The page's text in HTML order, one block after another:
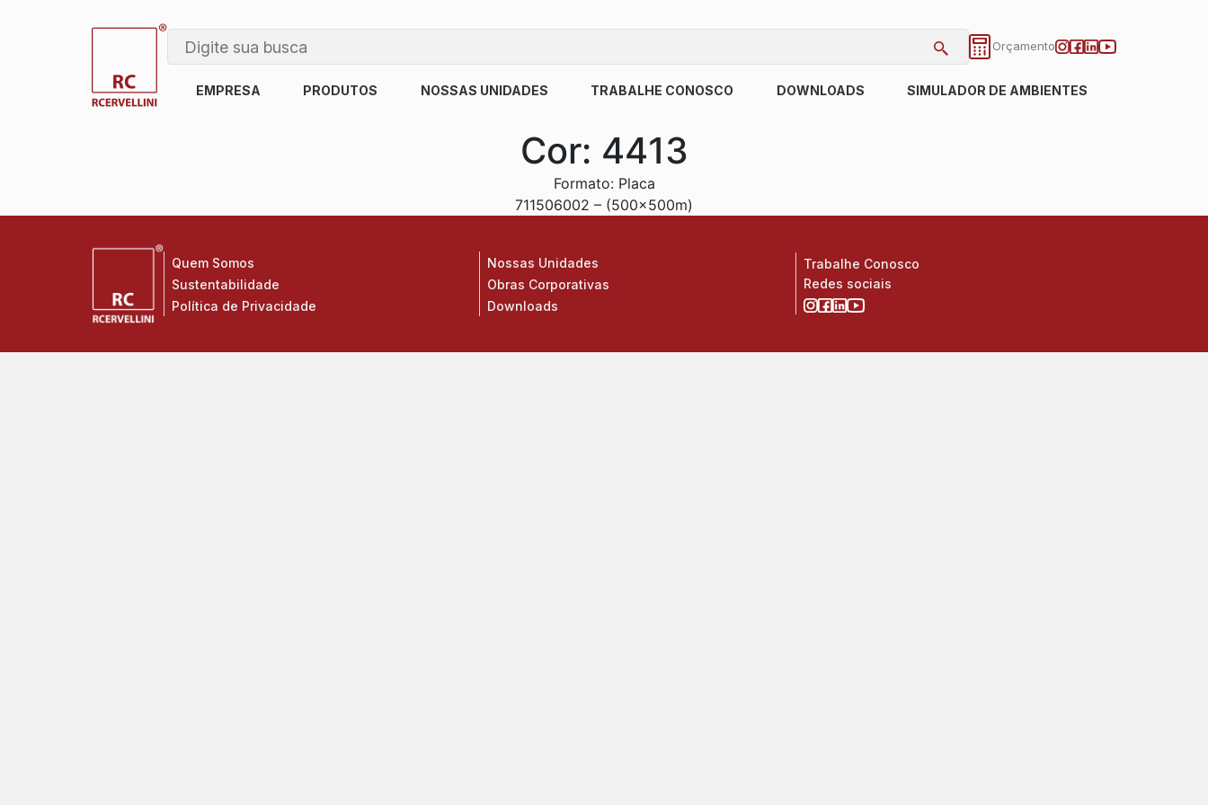
Orçamento
EMPRESA PRODUTOS NOSSAS UNIDADES TRABALHE CONOSCO DOWNLOADS SIMULADOR DE AMBIENTES
Cor: 4413
Formato: Placa
711506002 – (500x500m)
Quem Somos
Sustentabilidade
Política de Privacidade
Nossas Unidades
Obras Corporativas
Downloads
Trabalhe Conosco
Redes sociais